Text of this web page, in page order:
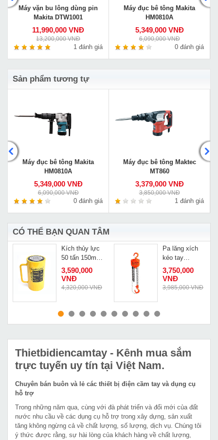
Máy vặn bu lông dùng pin
Makita DTW1001
11,990,000 VNĐ
13,200,000 VNĐ
1 đánh giá
Máy đục bê tông Makita
HM0810A
5,349,000 VNĐ
6,090,000 VNĐ
0 đánh giá
Sản phẩm tương tự
Máy đục bê tông Makita
HM0810A
5,349,000 VNĐ
6,090,000 VNĐ
0 đánh giá
Máy đục bê tông Maktec
MT860
3,379,000 VNĐ
3,850,000 VNĐ
1 đánh giá
CÓ THỂ BẠN QUAN TÂM
MUA NGAY
Kích thủy lực
50 tấn 150mm
Changyou
RSC-50150
3,590,000
VNĐ
4,320,000 VNĐ
MUA NGAY
Pa lăng xích
kéo tay
Kawasaki 5
tấn 5m VC-5
3,750,000
VNĐ
3,985,000 VNĐ
Thietbidiencamtay - Kênh mua sắm
trực tuyến uy tín tại Việt Nam.
Chuyên bán buôn và lẻ các thiết bị điện cầm tay và dụng cụ
hỗ trợ
Trong những năm qua, cùng với đà phát triển và đổi mới của đất
nước nhu cầu về các dụng cụ hỗ trợ trong xây dựng, sản xuất
tăng không ngừng cả về chất lượng, số lượng, dịch vụ. Chúng tôi
ý thức được rằng, sự hài lòng của khách hàng về chất lượng,